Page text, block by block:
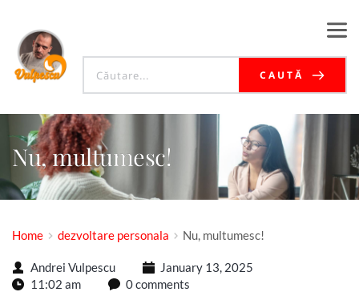
CAUTĂ
Nu, multumesc!
Home dezvoltare personala Nu, multumesc!
Andrei Vulpescu
January 13, 2025
11:02 am
0 comments